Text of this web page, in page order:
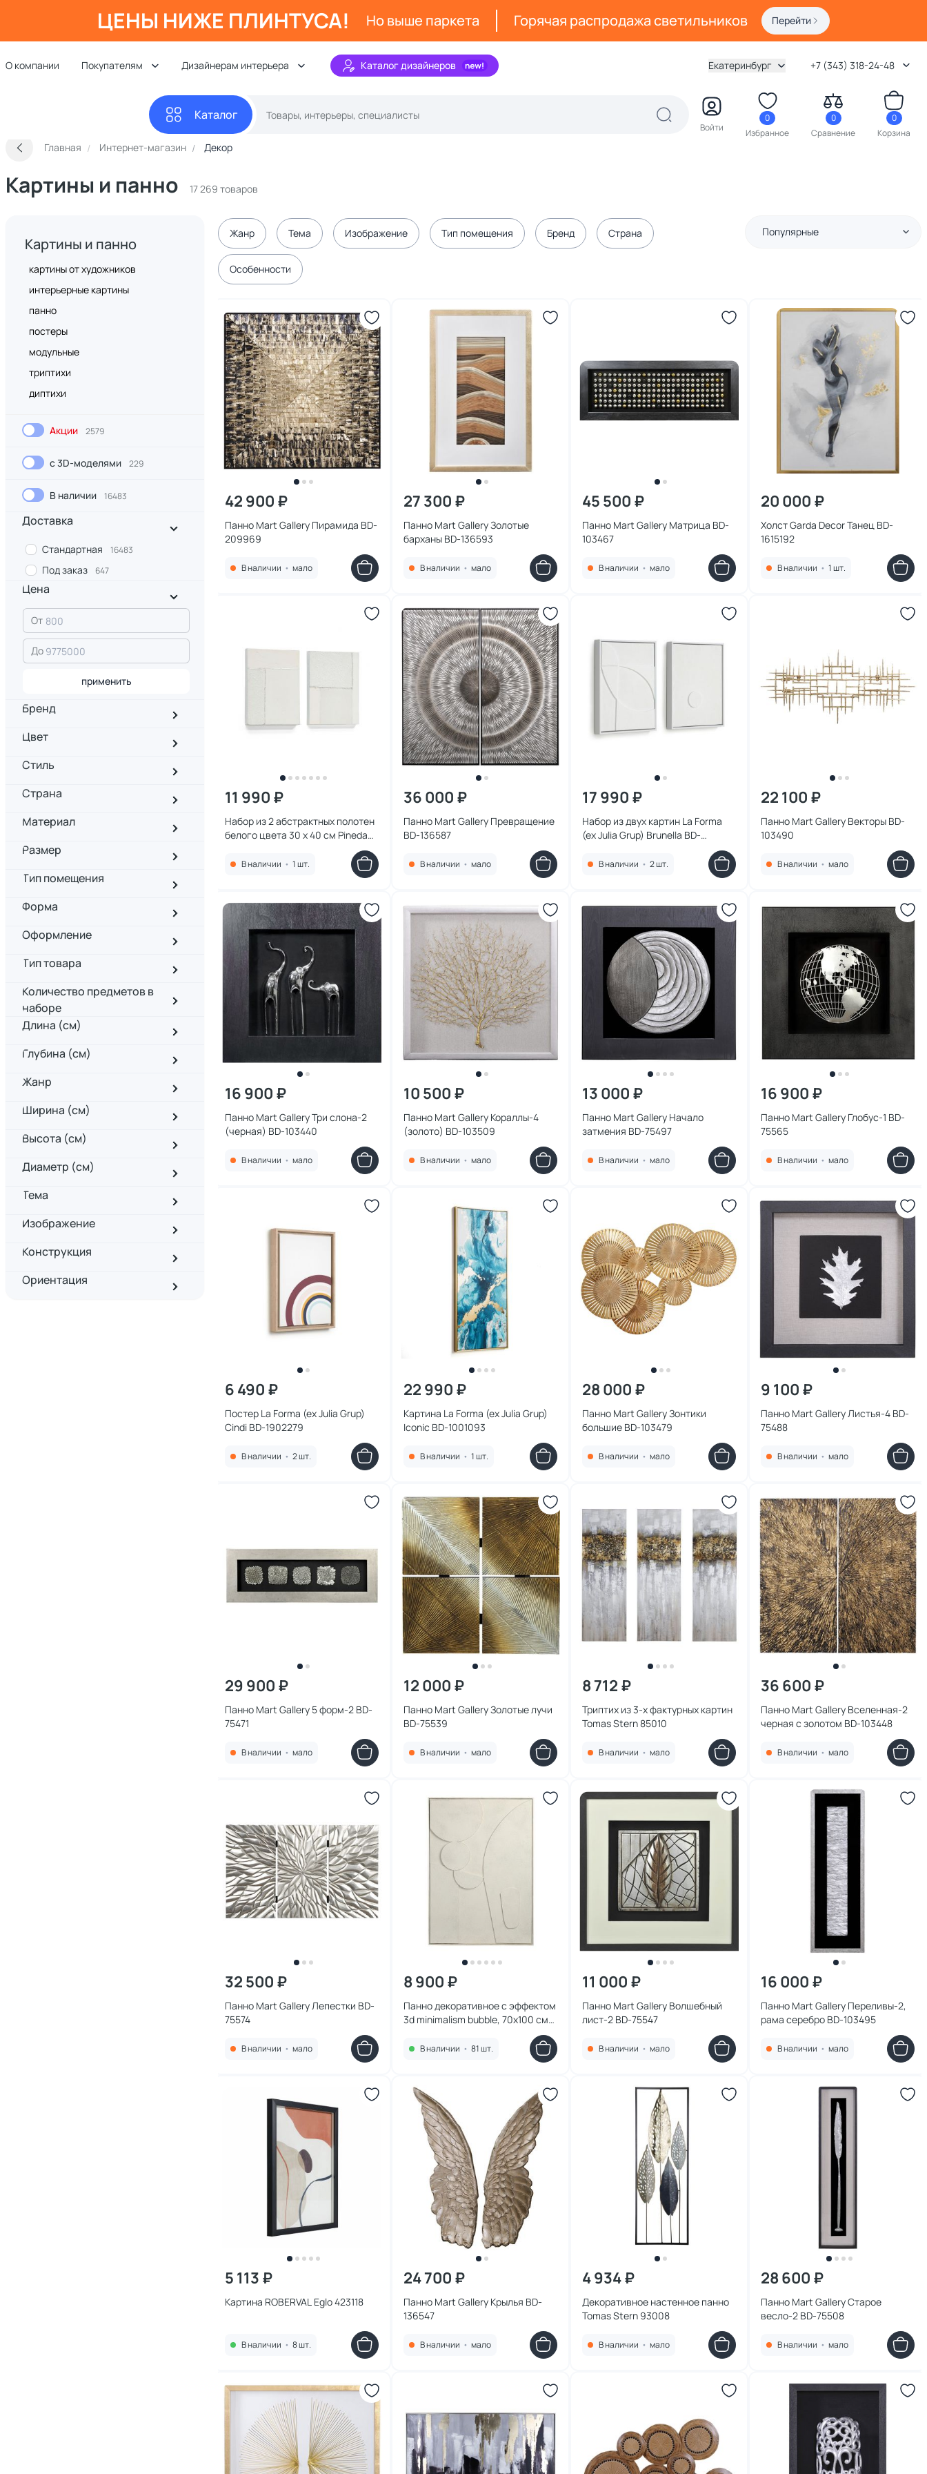
ЦЕНЫ НИЖЕ ПЛИНТУСА! Но выше паркета Горячая распродажа светильников Перейти
О компании Покупателям Дизайнерам интерьера Каталог дизайнеров Екатеринбург +7 (343) 318-24-48
Каталог
Войти
0
Избранное
0
Сравнение
0
Корзина
Главная Интернет-магазин Декор
Картины и панно 17 269 товаров
Картины и панно
картины от художников
интерьерные картины
панно
постеры
модульные
триптихи
диптихи
Акции 2579
с 3D-моделями 229
В наличии 16483
Доставка
Стандартная 16483
Под заказ 647
Цена
От
До
применить
Бренд
Цвет
Стиль
Страна
Материал
Размер
Тип помещения
Форма
Оформление
Тип товара
Количество предметов в
наборе
Длина (см)
Глубина (см)
Жанр
Ширина (см)
Высота (см)
Диаметр (см)
Тема
Изображение
Конструкция
Ориентация
Жанр Тема Изображение Тип помещения Бренд Страна
Особенности
Популярные
42 900 ₽
Панно Mart Gallery Пирамида BD-
209969
В наличии • мало
27 300 ₽
Панно Mart Gallery Золотые
барханы BD-136593
В наличии • мало
45 500 ₽
Панно Mart Gallery Матрица BD-
103467
В наличии • мало
20 000 ₽
Холст Garda Decor Танец BD-
1615192
В наличии • 1 шт.
11 990 ₽
Набор из 2 абстрактных полотен
белого цвета 30 x 40 см Pineda
2609104
В наличии • 1 шт.
36 000 ₽
Панно Mart Gallery Превращение
BD-136587
В наличии • мало
17 990 ₽
Набор из двух картин La Forma
(ex Julia Grup) Brunella BD-
В наличии • 2 шт.
22 100 ₽
Панно Mart Gallery Векторы BD-
103490
В наличии • мало
16 900 ₽
Панно Mart Gallery Три слона-2
(черная) BD-103440
В наличии • мало
10 500 ₽
Панно Mart Gallery Кораллы-4
(золото) BD-103509
В наличии • мало
13 000 ₽
Панно Mart Gallery Начало
затмения BD-75497
В наличии • мало
16 900 ₽
Панно Mart Gallery Глобус-1 BD-
75565
В наличии • мало
6 490 ₽
Постер La Forma (ex Julia Grup)
Cindi BD-1902279
В наличии • 2 шт.
22 990 ₽
Картина La Forma (ex Julia Grup)
Iconic BD-1001093
В наличии • 1 шт.
28 000 ₽
Панно Mart Gallery Зонтики
большие BD-103479
В наличии • мало
9 100 ₽
Панно Mart Gallery Листья-4 BD-
75488
В наличии • мало
29 900 ₽
Панно Mart Gallery 5 форм-2 BD-
75471
В наличии • мало
12 000 ₽
Панно Mart Gallery Золотые лучи
BD-75539
В наличии • мало
8 712 ₽
Триптих из 3-х фактурных картин
Tomas Stern 85010
В наличии • мало
36 600 ₽
Панно Mart Gallery Вселенная-2
черная с золотом BD-103448
В наличии • мало
32 500 ₽
Панно Mart Gallery Лепестки BD-
75574
В наличии • мало
8 900 ₽
Панно декоративное с эффектом
3d minimalism bubble, 70х100 см
В наличии • 81 шт.
11 000 ₽
Панно Mart Gallery Волшебный
лист-2 BD-75547
В наличии • мало
16 000 ₽
Панно Mart Gallery Переливы-2,
рама серебро BD-103495
В наличии • мало
5 113 ₽
Картина ROBERVAL Eglo 423118
В наличии • 8 шт.
24 700 ₽
Панно Mart Gallery Крылья BD-
136547
В наличии • мало
4 934 ₽
Декоративное настенное панно
Tomas Stern 93008
В наличии • мало
28 600 ₽
Панно Mart Gallery Старое
весло-2 BD-75508
В наличии • мало